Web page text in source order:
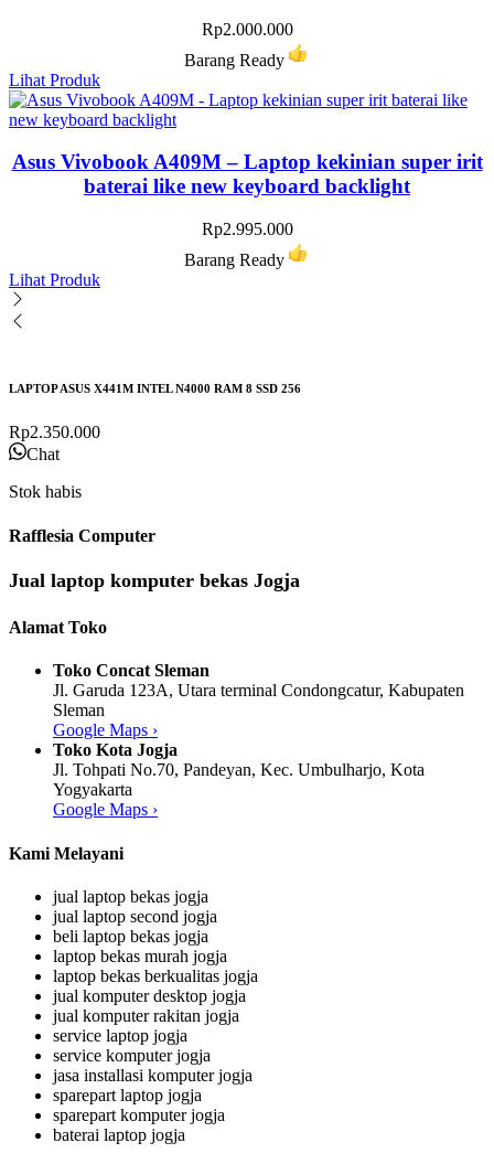
Rp2.000.000
Barang Ready
Lihat Produk
Asus Vivobook A409M – Laptop kekinian super irit
baterai like new keyboard backlight
Rp2.995.000
Barang Ready
Lihat Produk
LAPTOP ASUS X441M INTEL N4000 RAM 8 SSD 256
Rp2.350.000
Chat
Stok habis
Rafflesia Computer
Jual laptop komputer bekas Jogja
Alamat Toko
Toko Concat Sleman
Jl. Garuda 123A, Utara terminal Condongcatur, Kabupaten
Sleman
Google Maps ›
Toko Kota Jogja
Jl. Tohpati No.70, Pandeyan, Kec. Umbulharjo, Kota
Yogyakarta
Google Maps ›
Kami Melayani
jual laptop bekas jogja
jual laptop second jogja
beli laptop bekas jogja
laptop bekas murah jogja
laptop bekas berkualitas jogja
jual komputer desktop jogja
jual komputer rakitan jogja
service laptop jogja
service komputer jogja
jasa installasi komputer jogja
sparepart laptop jogja
sparepart komputer jogja
baterai laptop jogja